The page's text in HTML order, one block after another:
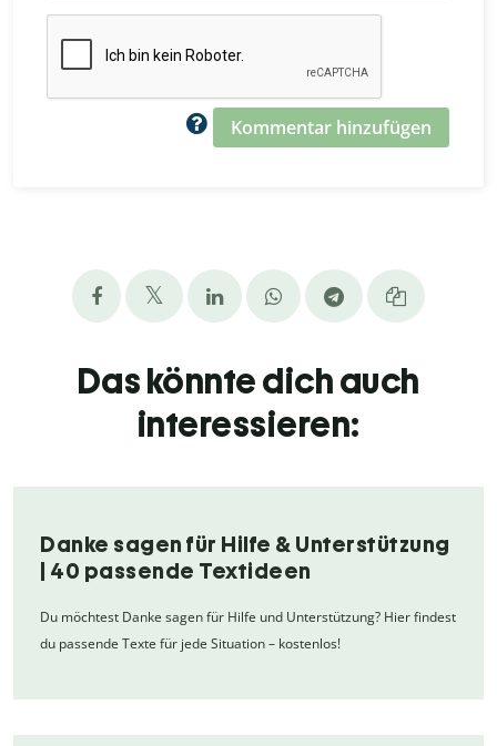
Kommentar hinzufügen
Das könnte dich auch
interessieren:
Danke sagen für Hilfe & Unterstützung
| 40 passende Textideen
Du möchtest Danke sagen für Hilfe und Unterstützung? Hier findest
du passende Texte für jede Situation – kostenlos!